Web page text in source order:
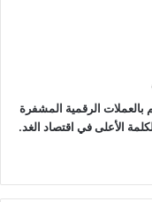
الرقمية المشفرة
الأعلى في اقتصاد الغد.